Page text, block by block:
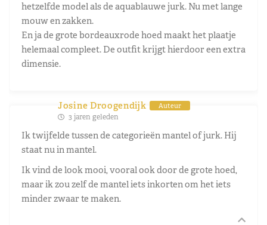
hetzelfde model als de aquablauwe jurk. Nu met lange
mouw en zakken.
En ja de grote bordeauxrode hoed maakt het plaatje
helemaal compleet. De outfit krijgt hierdoor een extra
dimensie.
Josine Droogendijk Auteur
3 jaren geleden
Ik twijfelde tussen de categorieën mantel of jurk. Hij
staat nu in mantel.
Ik vind de look mooi, vooral ook door de grote hoed,
maar ik zou zelf de mantel iets inkorten om het iets
minder zwaar te maken.